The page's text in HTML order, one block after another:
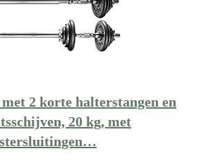
2 korte halterstangen en
20 kg, met
stersluitingen…